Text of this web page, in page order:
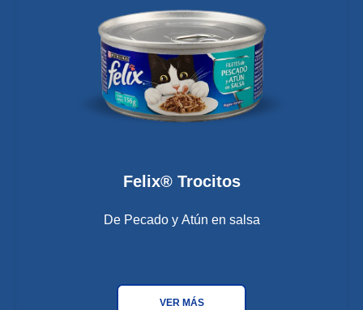
Felix® Trocitos
De Pecado y Atún en salsa
VER MÁS